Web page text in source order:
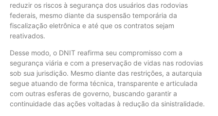
reduzir os riscos à segurança dos usuários das rodovias
federais, mesmo diante da suspensão temporária da
fiscalização eletrônica e até que os contratos sejam
reativados.
Desse modo, o DNIT reafirma seu compromisso com a
segurança viária e com a preservação de vidas nas rodovias
sob sua jurisdição. Mesmo diante das restrições, a autarquia
segue atuando de forma técnica, transparente e articulada
com outras esferas de governo, buscando garantir a
continuidade das ações voltadas à redução da sinistralidade.